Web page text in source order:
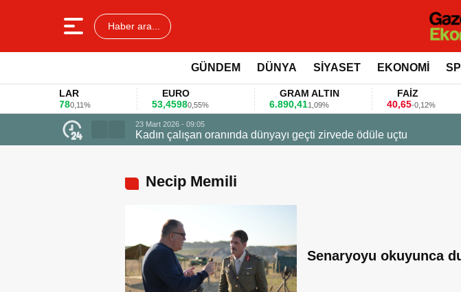
Haber ara...
GÜNDEM DÜNYA SİYASET EKONOMİ
0,11%
EURO
53,45980,55%
GRAM ALTIN
6.890,411,09%
40,65-0,12%
ödüle uçtu Firmalar gıda
Necip Memili
Senaryoyu okuyunca